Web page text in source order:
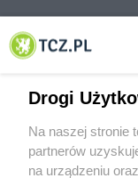
© 2001-2026 Tczew -
Drogi
Na naszej stronie
partnerów
na urządzeniu